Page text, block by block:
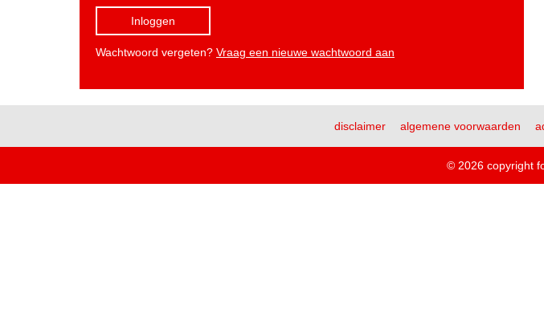
Inloggen
Wachtwoord vergeten? Vraag een nieuwe wachtwoord aan
disclaimer algemene voorwaarden
© 2026 copyright